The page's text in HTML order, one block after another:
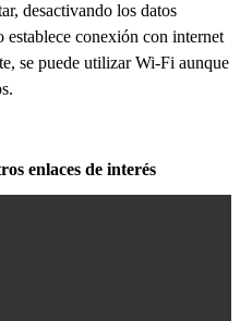
desactivando los datos
conexión con internet
se puede utilizar Wi-Fi aunque
enlaces de interés